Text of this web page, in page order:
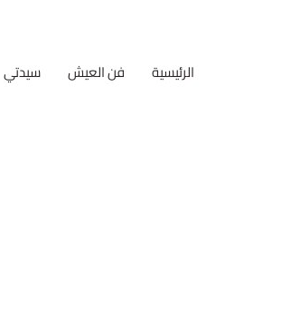
الرئيسية فن العيش سيدتي